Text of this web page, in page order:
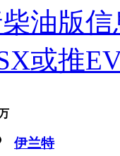
油版
或推
伊兰特